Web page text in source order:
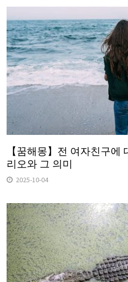
【꿈해몽】전 여자친구에
리오와 그 의미
2025-10-04